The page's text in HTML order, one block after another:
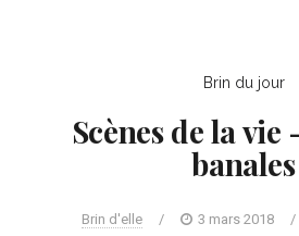
Brin du jour
Scènes de la vie
banales
Brin d'elle / 3 mars 2018 /